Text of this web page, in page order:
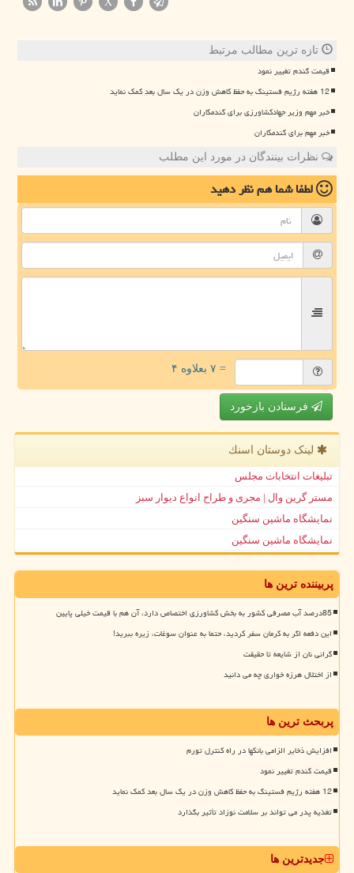
تازه ترین مطالب مرتبط
قیمت گندم تغییر نمود
12 هفته رژیم فستینگ به حفظ کاهش وزن در یک سال بعد کمک نماید
خبر مهم وزیر جهادکشاورزی برای گندمکاران
خبر مهم برای گندمکاران
نظرات بینندگان در مورد این مطلب
لطفا شما همنظر دهید
= ۷ بعلاوه ۴
فرستادن بازخورد
لینک دوستان اسنك
تبلیغات انتخابات مجلس
مستر گرین وال | مجری و طراح انواع دیوار سبز
نمایشگاه ماشین سنگین
نمایشگاه ماشین سنگین
پربیننده ترین ها
85درصد آب مصرفی کشور به بخش کشاورزی اختصاص دارد، آن هم با قیمت خیلی پایین
این دفعه اگر به کرمان سفر کردید، حتما به عنوان سوغات، زیره ببرید!
گرانی نان از شایعه تا حقیقت
از اختلال هرزه خواری چه می دانید
پربحث ترین ها
افزایش ذخایر الزامی بانکها در راه کنترل تورم
قیمت گندم تغییر نمود
12 هفته رژیم فستینگ به حفظ کاهش وزن در یک سال بعد کمک نماید
تغذیه پدر می تواند بر سلامت نوزاد تأثیر بگذارد
جدیدترین ها